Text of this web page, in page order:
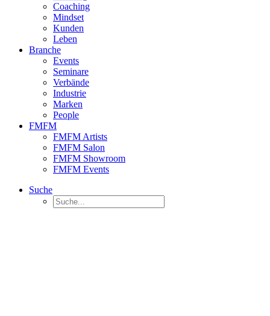
Coaching
Mindset
Kunden
Leben
Branche
Events
Seminare
Verbände
Industrie
Marken
People
FMFM
FMFM Artists
FMFM Salon
FMFM Showroom
FMFM Events
Suche